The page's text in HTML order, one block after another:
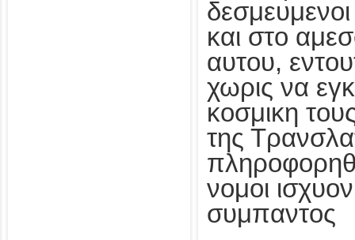
και στο
αυτου,
χωρις να
κοσμικη
της
νομοι
συμπαντος